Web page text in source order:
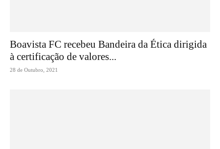
Boavista FC recebeu Bandeira da Ética dirigida
à certificação de valores...
28 de Outubro, 2021